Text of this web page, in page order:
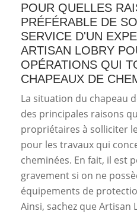
POUR QUELLES
PRÉFÉRABLE DE
SERVICE D'UN
ARTISAN LOBRY
OPÉRATIONS QUI
CHAPEAUX DE
La situation du chapeau
des principales raisons
propriétaires à solliciter
pour les travaux qui
cheminées. En fait, il est
gravement si on ne
équipements de
Ainsi, sachez que